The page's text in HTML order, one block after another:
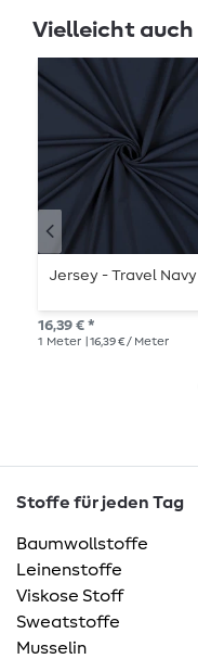
Vielleicht
Jersey - Travel Navy
16,39 € *
1 Meter | 16,39 € / Meter
Stoffe für jeden Tag
Baumwollstoffe
Leinenstoffe
Viskose Stoff
Sweatstoffe
Musselin